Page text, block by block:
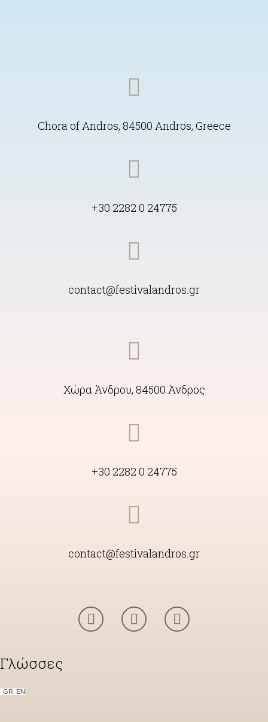
Chora of Andros, 84500 Andros, Greece
+30 2282 0 24775
contact@festivalandros.gr
Χώρα Άνδρου, 84500 Άνδρος
+30 2282 0 24775
contact@festivalandros.gr
Γλώσσες
GR ΕΝ